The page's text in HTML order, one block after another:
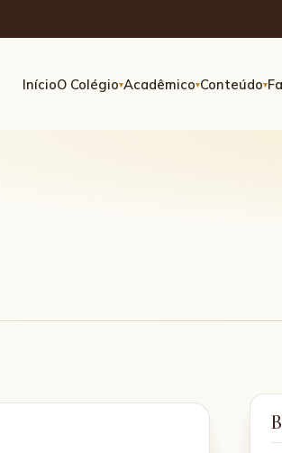
InícioO Colégio▾Acadêmico▾Conteúdo▾